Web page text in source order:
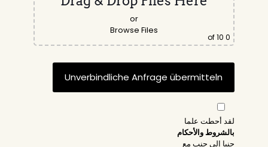
or
Browse Files
0
of 10
لقد أحطت علما
بالشروط والأحكام
جنبا إلى جنب مع